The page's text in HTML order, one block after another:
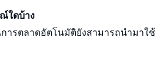
ใดบ้าง
ารตลาดอัตโนมัติยังสามารถนำมาใช้